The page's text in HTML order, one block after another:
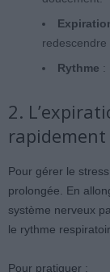
redescendre
Rythme :
2.
rapidement
Pour gérer le
prolongée. En
système nerveux
le rythme
Pour pratiquer :